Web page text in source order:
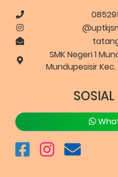
SMK Negeri 1
Mundupesisir